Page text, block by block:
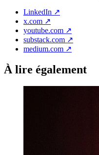
LinkedIn ↗
x.com ↗
youtube.com ↗
substack.com ↗
medium.com ↗
À lire également